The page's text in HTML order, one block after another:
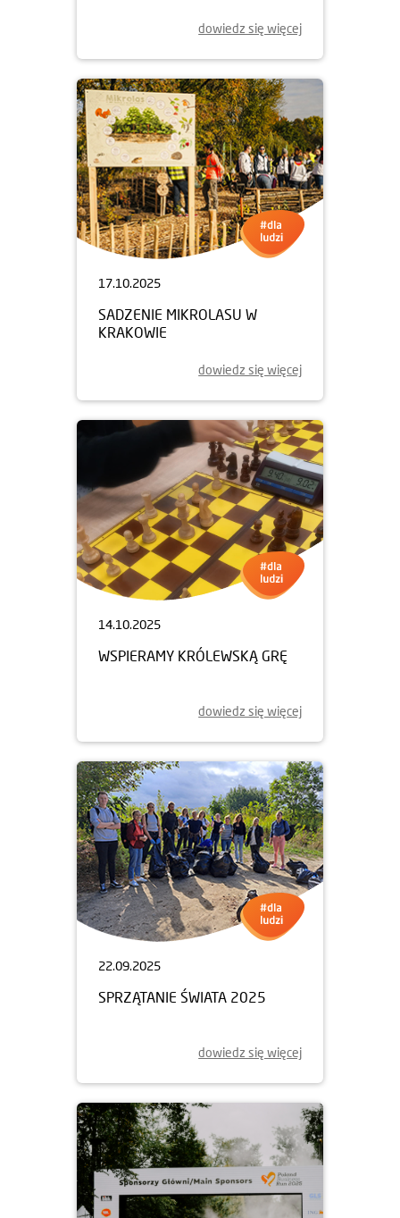
dowiedz się więcej
17.10.2025
SADZENIE MIKROLASU W
KRAKOWIE
dowiedz się więcej
14.10.2025
WSPIERAMY KRÓLEWSKĄ GRĘ
dowiedz się więcej
22.09.2025
SPRZĄTANIE ŚWIATA 2025
dowiedz się więcej